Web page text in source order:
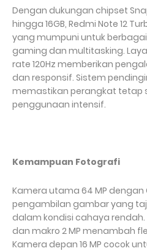
Dengan dukungan chipset
hingga 16GB, Redmi Note 12
yang mumpuni untuk
gaming dan multitasking.
rate 120Hz memberikan
dan responsif. Sistem
memastikan perangkat tetap
penggunaan intensif.
Kemampuan Fotografi
Kamera utama 64 MP dengan
pengambilan gambar yang
dalam kondisi cahaya rendah.
dan makro 2 MP menambah
Kamera depan 16 MP cocok